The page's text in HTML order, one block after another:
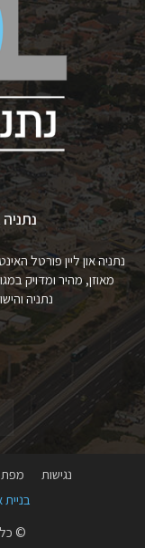
נתניה
נתניה און ליין פורטל
מאוזן, מהיר ומדויק
נתניה
נגישות
© כל